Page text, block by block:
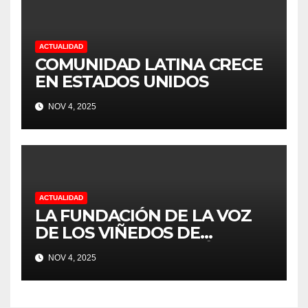
ACTUALIDAD
COMUNIDAD LATINA CRECE
EN ESTADOS UNIDOS
NOV 4, 2025
ACTUALIDAD
LA FUNDACIÓN DE LA VOZ
DE LOS VIÑEDOS DE
SONOMA RECONOCIÓ A
CUATRO “ EMPLEADOS DEL
MES” POR SU LIDERAZGO Y
NOV 4, 2025